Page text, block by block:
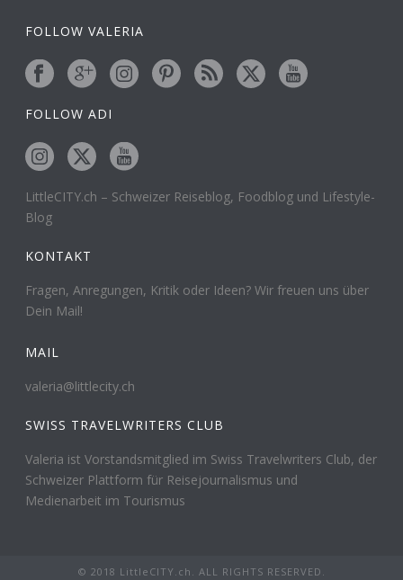
FOLLOW VALERIA
FOLLOW ADI
LittleCITY.ch – Schweizer Reiseblog, Foodblog und Lifestyle-
Blog
KONTAKT
Fragen, Anregungen, Kritik oder Ideen? Wir freuen uns über
Dein Mail!
MAIL
valeria@littlecity.ch
SWISS TRAVELWRITERS CLUB
Valeria ist Vorstandsmitglied im Swiss Travelwriters Club, der
Schweizer Plattform für Reisejournalismus und
Medienarbeit im Tourismus
© 2018 LittleCITY.ch. ALL RIGHTS RESERVED.